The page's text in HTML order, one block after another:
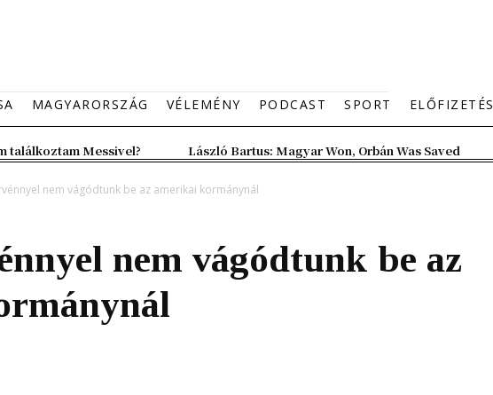
MAGYARORSZÁG VÉLEMÉNY PODCAST SPORT ELŐFIZETÉS
találkoztam Messivel? László Bartus: Magyar Won, Orbán Was Saved
nem vágódtunk be az amerikai kormánynál
nem vágódtunk be az